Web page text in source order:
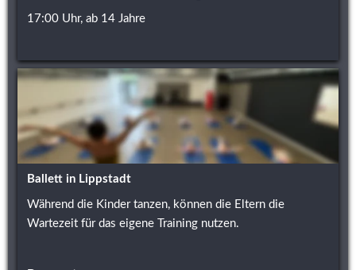
17:00 Uhr, ab 14 Jahre
Ballett in Lippstadt
Während die Kinder tanzen, können die Eltern die
Wartezeit für das eigene Training nutzen.